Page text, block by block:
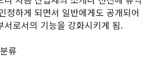
정하게 되면서 일반에게도 공개되어
서로서의 기능을 강화시키게 됨.
류